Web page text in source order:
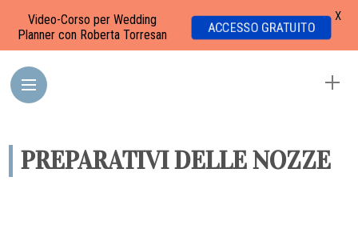
PREPARATIVI DELLE NOZZE
Video-Corso per Wedding
Planner con Roberta Torresan
ACCESSO GRATUITO
X